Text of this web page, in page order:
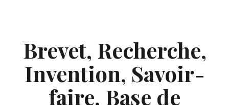
Brevet, Recherche,
Invention, Savoir-
faire, Base de